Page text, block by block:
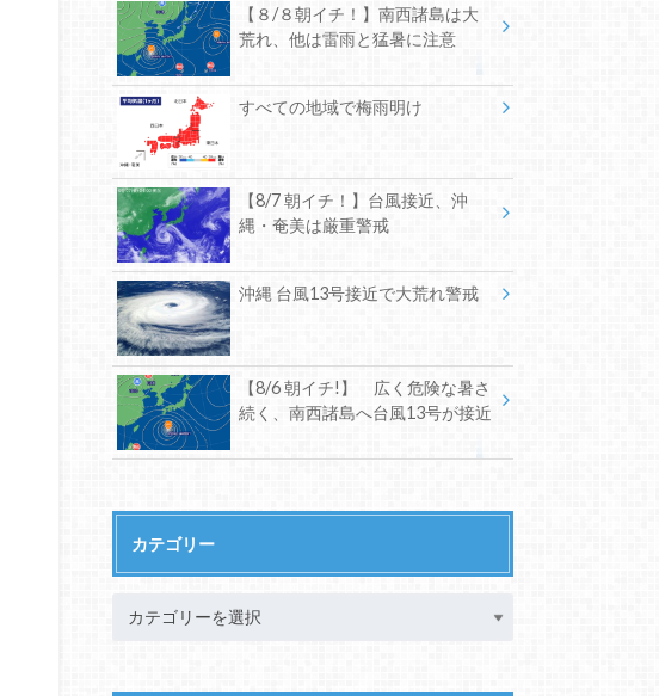
【８/８朝イチ！】南西諸島は大
荒れ、他は雷雨と猛暑に注意
すべての地域で梅雨明け
【8/7 朝イチ！】台風接近、沖
縄・奄美は厳重警戒
沖縄 台風13号接近で大荒れ警戒
【8/6 朝イチ!】 広く危険な暑さ
続く、南西諸島へ台風13号が接近
カテゴリー